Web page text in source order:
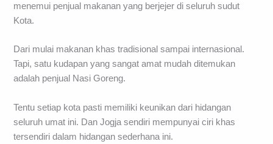
menemui penjual makanan yang berjejer di seluruh sudut
Kota.
Dari mulai makanan khas tradisional sampai internasional.
Tapi, satu kudapan yang sangat amat mudah ditemukan
adalah penjual Nasi Goreng.
Tentu setiap kota pasti memiliki keunikan dari hidangan
seluruh umat ini. Dan Jogja sendiri mempunyai ciri khas
tersendiri dalam hidangan sederhana ini.